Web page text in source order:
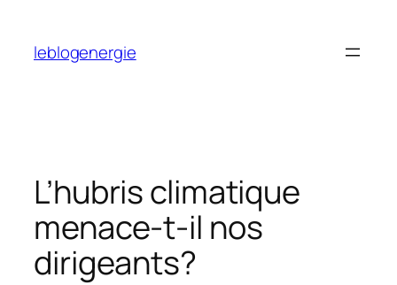
contenu
leblogenergie
L’hubris climatique
menace-t-il nos
dirigeants?